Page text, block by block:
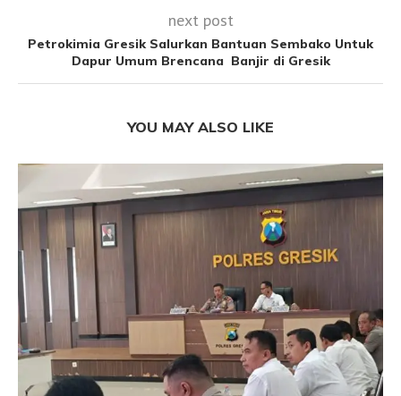
next post
Petrokimia Gresik Salurkan Bantuan Sembako Untuk
Dapur Umum Brencana Banjir di Gresik
YOU MAY ALSO LIKE